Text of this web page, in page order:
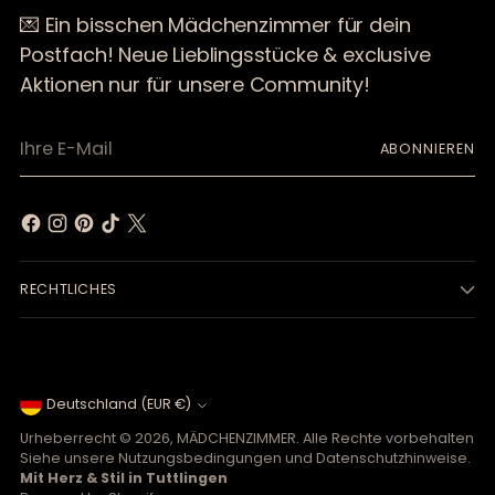
💌 Ein bisschen Mädchenzimmer für dein
Postfach! Neue Lieblingsstücke & exclusive
Aktionen nur für unsere Community!
E-
ABONNIEREN
RECHTLICHES
Währung
Deutschland (EUR €)
Urheberrecht © 2026, MÄDCHENZIMMER. Alle Rechte vorbehalten
Siehe unsere Nutzungsbedingungen und Datenschutzhinweise.
Mit Herz & Stil in Tuttlingen